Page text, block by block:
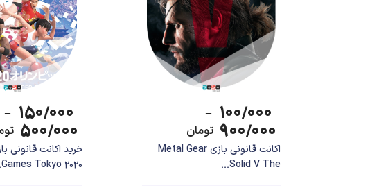
۱۰۰/۰۰۰ –
۹۰۰/۰۰۰ تومان
اکانت قانونی بازی Metal Gear
Solid V The...
۱۵۰/۰۰۰ –
۵۰۰/۰۰۰
Games Tokyo 2020...